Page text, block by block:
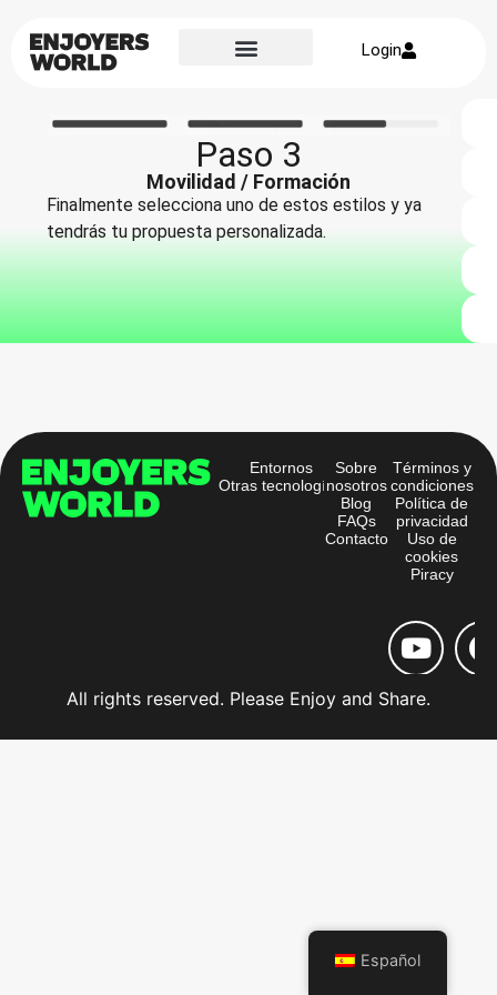
Login
Paso 3
Movilidad / Formación
Finalmente selecciona uno de estos estilos y ya
tendrás tu propuesta personalizada.
Entornos
Otras tecnologías
Sobre
nosotros
Blog
FAQs
Contacto
Términos y
condiciones
Política de
privacidad
Uso de
cookies
Piracy
All rights reserved. Please Enjoy and Share.
Español